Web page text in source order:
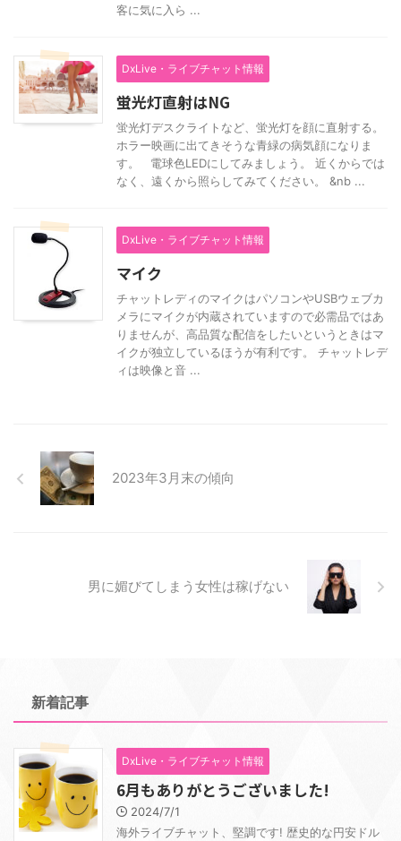
客に気に入ら ...
DxLive・ライブチャット情報
蛍光灯直射はNG
蛍光灯デスクライトなど、蛍光灯を顔に直射する。
ホラー映画に出てきそうな青緑の病気顔になりま
す。 電球色LEDにしてみましょう。 近くからでは
なく、遠くから照らしてみてください。 &nb ...
DxLive・ライブチャット情報
マイク
チャットレディのマイクはパソコンやUSBウェブカ
メラにマイクが内蔵されていますので必需品ではあ
りませんが、高品質な配信をしたいというときはマ
イクが独立しているほうが有利です。 チャットレデ
ィは映像と音 ...
2023年3月末の傾向
男に媚びてしまう女性は稼げない
新着記事
DxLive・ライブチャット情報
6月もありがとうございました!
2024/7/1
海外ライブチャット、堅調です! 歴史的な円安ドル